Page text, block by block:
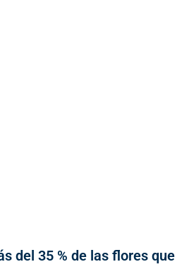
del 35 % de las flores que